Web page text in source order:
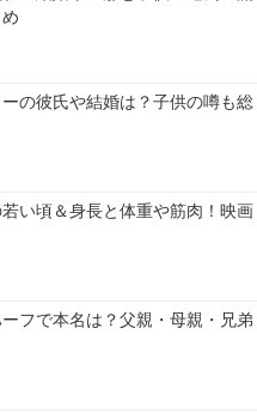
の彼氏や結婚は？子供の噂も総
い頃＆身長と体重や筋肉！映画
フで本名は？父親・母親・兄弟